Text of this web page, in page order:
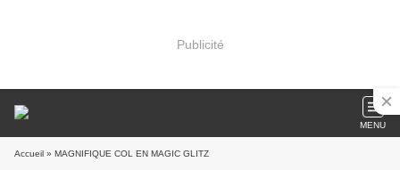
Publicité
MENU
Accueil » MAGNIFIQUE COL EN MAGIC GLITZ